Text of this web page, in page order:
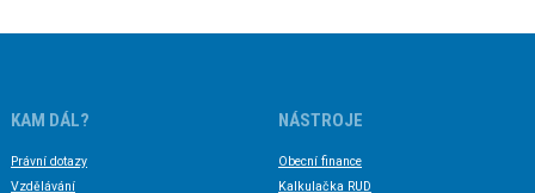
KAM DÁL?
Právní dotazy
Vzdělávání
NÁSTROJE
Obecní finance
Kalkulačka RUD